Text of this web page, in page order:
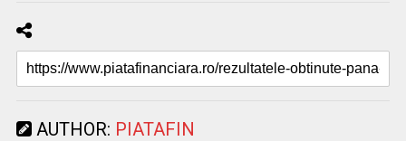
AUTHOR: PIATAFIN